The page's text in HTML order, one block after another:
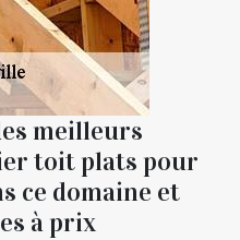
meilleurs
toit plats pour
ce domaine et
à prix